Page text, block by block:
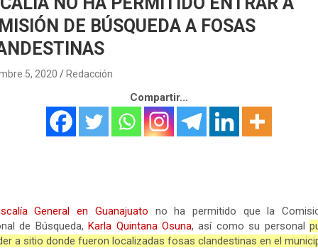
DE BÚSQUEDA A FOSAS
5, 2020 Redacción
Compartir...
General en Guanajuato no ha permitido que la
de Búsqueda, Karla Quintana Osuna, así como su personal
a sitio donde fueron localizadas fosas clandestinas en el